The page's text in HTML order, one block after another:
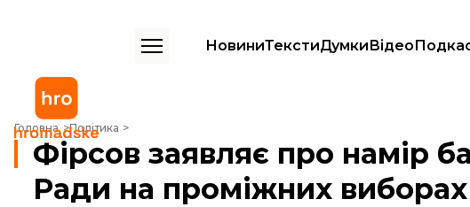
НовиниТекстиДумкиВідео
Головна Політика
Фірсов заявляє про намір балотуватися до Ради на проміжних виборах
Фірсов заявляє про намір
Ради на проміжних виборах